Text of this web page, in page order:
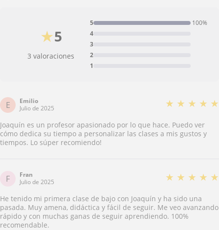
5
★
3 valoraciones
1
2
3
4
5 100%
E
Emilio
Julio de 2025
★ ★ ★ ★ ★
Joaquín es un profesor apasionado por lo que hace. Puedo ver
cómo dedica su tiempo a personalizar las clases a mis gustos y
tiempos. Lo súper recomiendo!
F
Fran
Julio de 2025
★ ★ ★ ★ ★
He tenido mi primera clase de bajo con Joaquín y ha sido una
pasada. Muy amena, didáctica y fácil de seguir. Me veo avanzando
rápido y con muchas ganas de seguir aprendiendo. 100%
recomendable.